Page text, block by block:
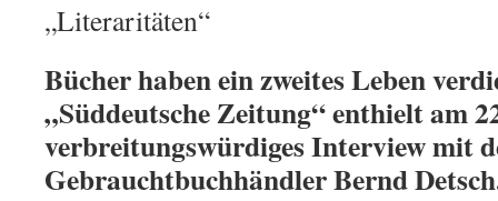
„Literaritäten“
Bücher haben ein zweites Leben
„Süddeutsche Zeitung“ enthielt am
verbreitungswürdiges Interview mit
Gebrauchtbuchhändler Bernd